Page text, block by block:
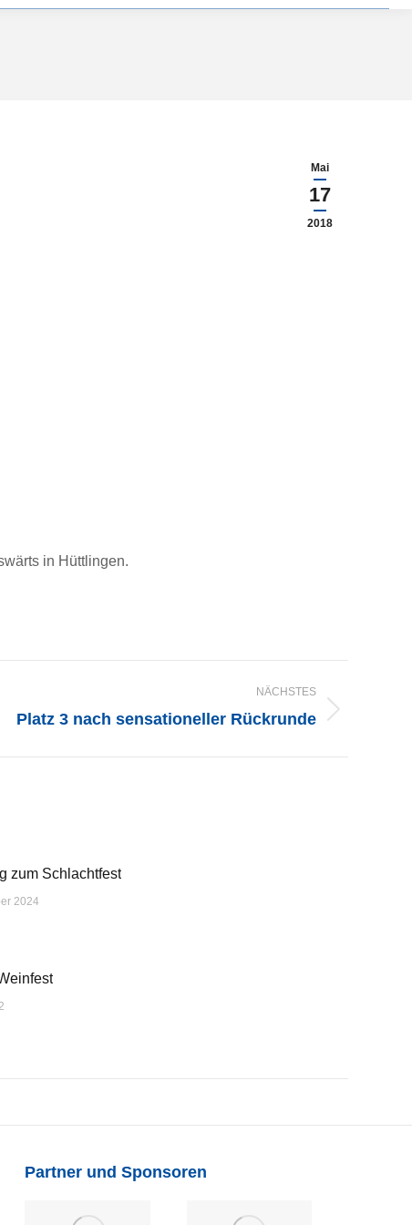
Mai
17
2018
in Hüttlingen.
NÄCHSTES
Platz 3 nach sensationeller Rückrunde
zum Schlachtfest
2024
Partner und Sponsoren